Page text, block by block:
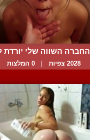
החברה השווה שלי יורדת
2028 צפיות 0 המלצות